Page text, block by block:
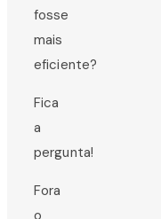
fosse
mais
eficiente?
Fica
a
pergunta!
Fora
o